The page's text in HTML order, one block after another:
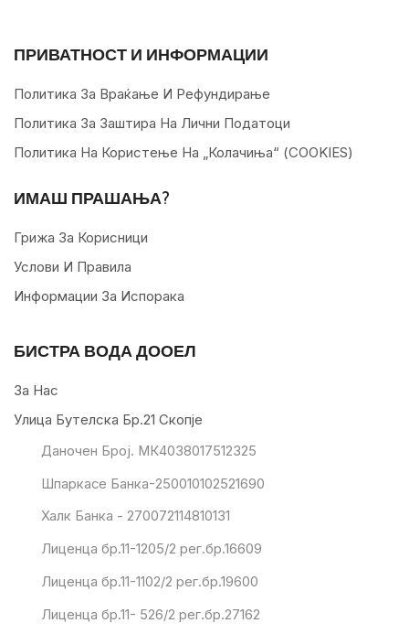
ПРИВАТНОСТ И ИНФОРМАЦИИ
Политика За Враќање И Рефундирање
Политика За Заштира На Лични Податоци
Политика На Користење На „колачиња“ (COOKIES)
ИМАШ ПРАШАЊА?
Грижа За Корисници
Услови И Правила
Информации За Испорака
БИСТРА ВОДА ДООЕЛ
За Нас
Улица Бутелска Бр.21 Скопје
Даночен Број. МК4038017512325
Шпаркасе Банка-250010102521690
Халк Банка - 270072114810131
Лиценца бр.11-1205/2 рег.бр.16609
Лиценца бр.11-1102/2 рег.бр.19600
Лиценца бр.11- 526/2 рег.бр.27162